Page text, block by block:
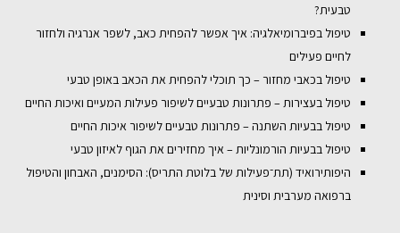
טבעית?
טיפול בפיברומיאלגיה: איך אפשר להפחית כאב, לשפר אנרגיה ולחזור
לחיים פעילים
טיפול בכאבי מחזור – כך תוכלי להפחית את הכאב באופן טבעי
טיפול בעצירות – פתרונות טבעיים לשיפור פעילות המעיים ואיכות החיים
טיפול בבעיות השתנה – פתרונות טבעיים לשיפור איכות החיים
טיפול בבעיות הורמונליות – איך מחזירים את הגוף לאיזון טבעי
היפותירואיד (תת־פעילות של בלוטת התריס): הסימנים, האבחון והטיפול
ברפואה מערבית וסינית